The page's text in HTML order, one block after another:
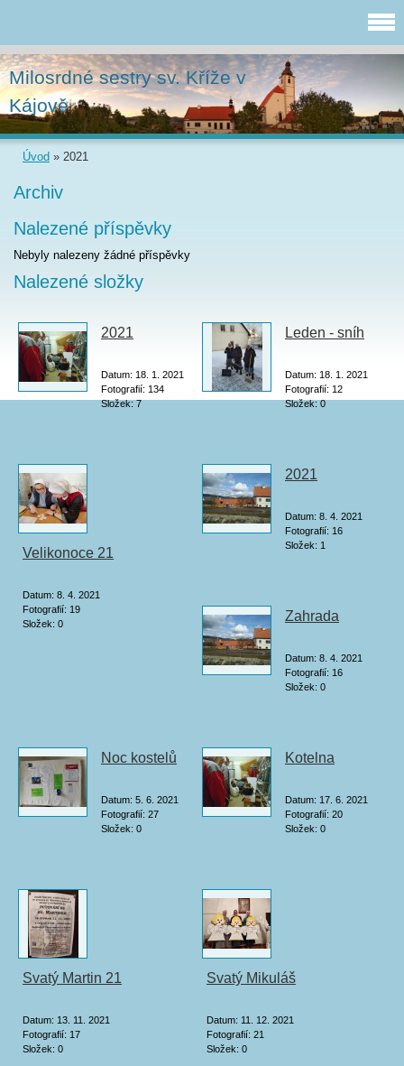
Milosrdné sestry sv. Kříže v
Kájově
Úvod » 2021
Archiv
Nalezené příspěvky
Nebyly nalezeny žádné příspěvky
Nalezené složky
2021
Datum: 18. 1. 2021
Fotografií: 134
Složek:7
Leden - sníh
Datum: 18. 1. 2021
Fotografií: 12
Složek:0
Velikonoce 21
Datum: 8. 4. 2021
Fotografií: 19
Složek: 0
2021
Datum: 8. 4. 2021
Fotografií: 16
Složek: 1
Zahrada
Datum: 8. 4. 2021
Fotografií: 16
Složek: 0
Noc kostelů
Datum: 5. 6. 2021
Fotografií: 27
Složek: 0
Kotelna
Datum: 17. 6. 2021
Fotografií: 20
Složek: 0
Svatý Martin 21
Datum: 13. 11. 2021
Fotografií: 17
Složek: 0
Svatý Mikuláš
Datum: 11. 12. 2021
Fotografií: 21
Složek: 0